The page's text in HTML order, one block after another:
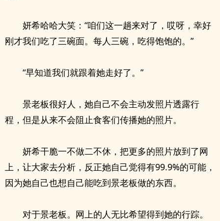
妍希哈哈大笑：“咱们这一趟来对了，哎呀，幸好
刚才我们吃了三碗面。每人三碗，吃得饱饱的。”
“早知道我们就跟着她走好了。”
景老板很好人，她自己不会主动发照片透露行
程，但是从来不会阻止食客们传播她的照片。
妍希干脆一不做二不休，把更多的照片放到了网
上，让大家去分析，反正她自己觉得有99.9%的可能，
因为她自己也想自己能吃到景老板做的东西。
对于景老板。网上的人无比希望得到她的行踪。